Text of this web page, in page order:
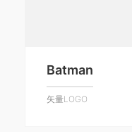
Batman
矢量LOGO